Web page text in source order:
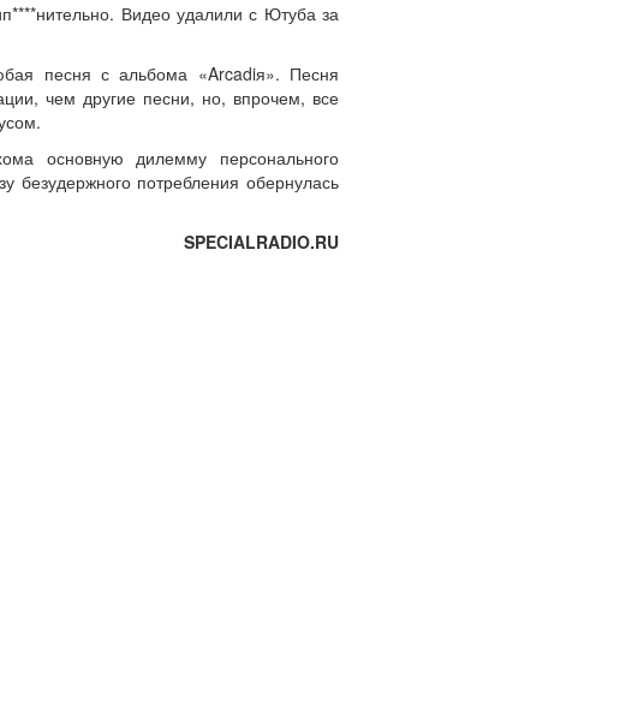
Видео удалили с Ютуба за
песня с альбома «Arcadiя». Песня
чем другие песни, но, впрочем, все
основную дилемму персонального
потребления обернулась
SPECIALRADIO.RU